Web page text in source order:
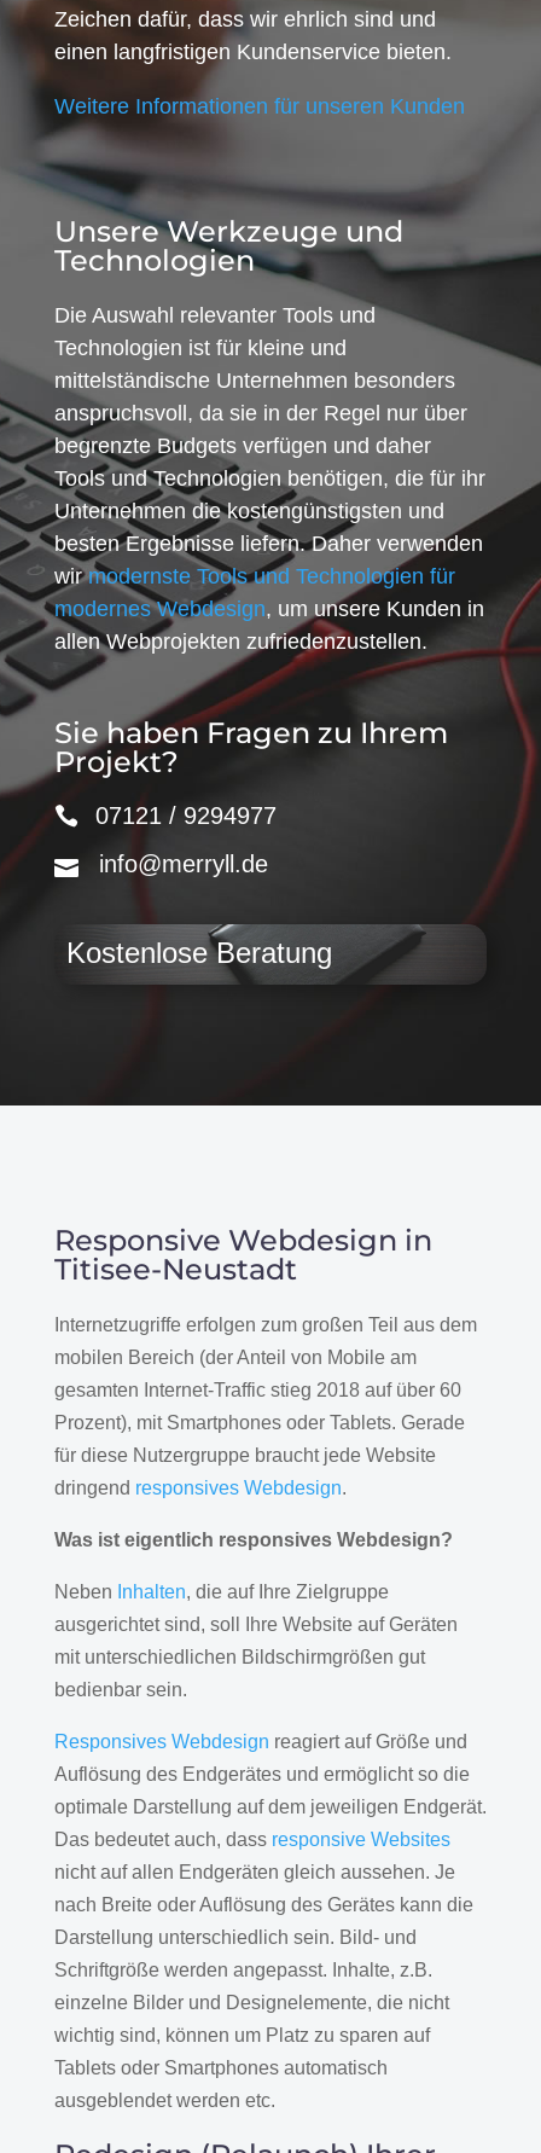
Zeichen dafür, dass wir ehrlich sind und
einen langfristigen Kundenservice bieten.
Weitere Informationen für unseren Kunden
Unsere Werkzeuge und
Technologien
Die Auswahl relevanter Tools und
Technologien ist für kleine und
mittelständische Unternehmen besonders
anspruchsvoll, da sie in der Regel nur über
begrenzte Budgets verfügen und daher
Tools und Technologien benötigen, die für ihr
Unternehmen die kostengünstigsten und
besten Ergebnisse liefern. Daher verwenden
wirmodernste Tools und Technologien für
modernes Webdesign, um unsere Kunden in
allen Webprojekten zufriedenzustellen.
Sie haben Fragen zu Ihrem
Projekt?
07121 / 9294977
info@merryll.de
Kostenlose Beratung
Responsive Webdesign in
Titisee-Neustadt
Internetzugriffe erfolgen zum großen Teil aus dem
mobilen Bereich (der Anteil von Mobile am
gesamten Internet-Traffic stieg 2018 auf über 60
Prozent), mit Smartphones oder Tablets. Gerade
für diese Nutzergruppe braucht jede Website
dringend responsives Webdesign.
Was ist eigentlich responsives Webdesign?
Neben Inhalten, die auf Ihre Zielgruppe
ausgerichtet sind, soll Ihre Website auf Geräten
mit unterschiedlichen Bildschirmgrößen gut
bedienbar sein.
Responsives Webdesign reagiert auf Größe und
Auflösung des Endgerätes und ermöglicht so die
optimale Darstellung auf dem jeweiligen Endgerät.
Das bedeutet auch, dass responsive Websites
nicht auf allen Endgeräten gleich aussehen. Je
nach Breite oder Auflösung des Gerätes kann die
Darstellung unterschiedlich sein. Bild- und
Schriftgröße werden angepasst. Inhalte, z.B.
einzelne Bilder und Designelemente, die nicht
wichtig sind, können um Platz zu sparen auf
Tablets oder Smartphones automatisch
ausgeblendet werden etc.